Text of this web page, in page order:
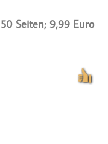
Seiten; 9,99 Euro